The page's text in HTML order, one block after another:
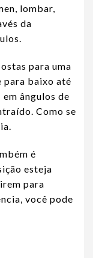
lombar,
da
para uma
para baixo até
ângulos de
Como se
é
esteja
para
você pode